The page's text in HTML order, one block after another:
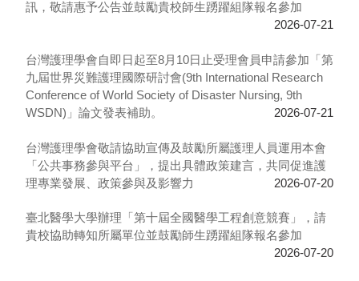
訊，敬請惠予公告並鼓勵貴校師生踴躍組隊報名參加
2026-07-21
台灣護理學會自即日起至8月10日止受理會員申請參加「第
九屆世界災難護理國際研討會(9th International Research
Conference of World Society of Disaster Nursing, 9th
WSDN)」論文發表補助。
2026-07-21
台灣護理學會敬請協助宣傳及鼓勵所屬護理人員運用本會
「公共事務參與平台」，提出具體政策建言，共同促進護
理專業發展、政策參與及影響力
2026-07-20
臺北醫學大學辦理「第十屆全國醫學工程創意競賽」，請
貴校協助轉知所屬單位並鼓勵師生踴躍組隊報名參加
2026-07-20